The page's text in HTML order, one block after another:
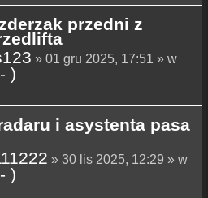
przedni z
» 01 gru 2025, 17:51 » w
)
i asystenta pasa
» 30 lis 2025, 12:29 » w
)